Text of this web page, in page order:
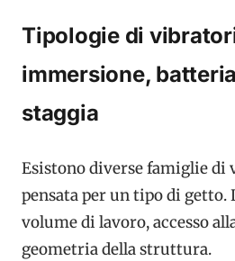
Tipologie di
immersione,
staggia
Esistono diverse famiglie di
pensata per un tipo di getto.
volume di lavoro, accesso
geometria della struttura.